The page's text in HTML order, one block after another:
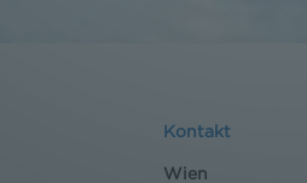
Kontakt
Wien